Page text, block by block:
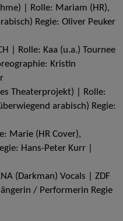
| Rolle: Mariam (HR),
Regie: Oliver Peuker
| Rolle: Kaa (u.a.) Tournee
Kristin
Theaterprojekt) | Rolle:
arabisch) Regie:
Marie (HR Cover),
Hans-Peter Kurr |
(Darkman) Vocals | ZDF
/ Performerin Regie